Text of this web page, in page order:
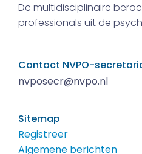
De multidisciplinaire
professionals uit de
Contact NVPO-
nvposecr@nvpo.nl
Sitemap
Registreer
Algemene berichten